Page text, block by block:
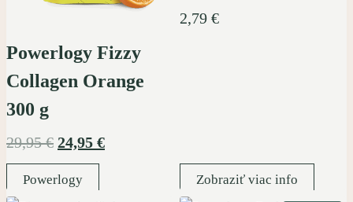
Powerlogy Fizzy
Collagen Orange
300 g
29,95€ Pôvodná
cena
bola:
24,95 €Aktuálna
Powerlogy
2,79 €
Zobraziť viac info